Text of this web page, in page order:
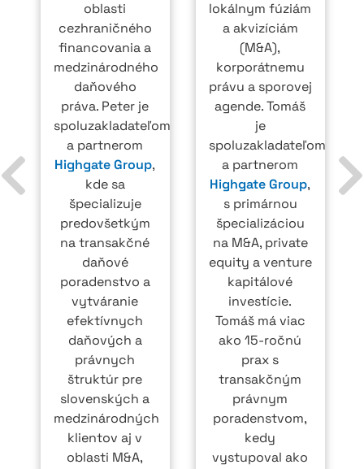
oblasti
cezhraničného
financovania a
medzinárodného
daňového
práva. Peter je
spoluzakladateľom
a partnerom
Highgate Group,
kde sa
špecializuje
predovšetkým
na transakčné
daňové
poradenstvo a
vytváranie
efektívnych
daňových a
právnych
štruktúr pre
slovenských a
medzinárodných
klientov aj v
oblasti M&A,
lokálnym fúziám
a akvizíciám
(M&A),
korporátnemu
právu a sporovej
agende. Tomáš
je
spoluzakladateľom
a partnerom
Highgate Group,
s primárnou
špecializáciou
na M&A, private
equity a venture
kapitálové
investície.
Tomáš má viac
ako 15-ročnú
prax s
transakčným
právnym
poradenstvom,
kedy
vystupoval ako